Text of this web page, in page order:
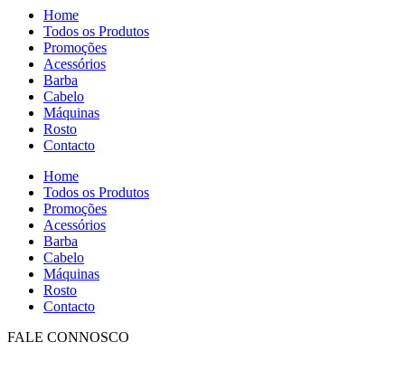
Home
Todos os Produtos
Promoções
Acessórios
Barba
Cabelo
Máquinas
Rosto
Contacto
Home
Todos os Produtos
Promoções
Acessórios
Barba
Cabelo
Máquinas
Rosto
Contacto
FALE CONNOSCO